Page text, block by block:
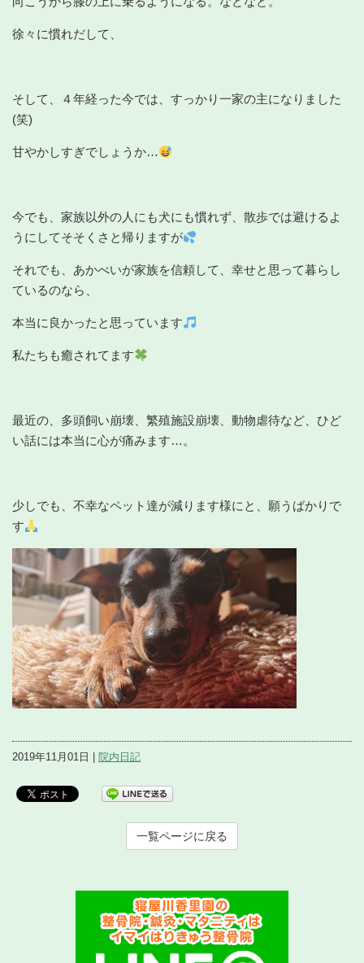
徐々に慣れだして、
そして、４年経った今では、すっかり一家の主になりました
(笑)
甘やかしすぎでしょうか…
今でも、家族以外の人にも犬にも慣れず、散歩では避けるよ
うにしてそそくさと帰りますが
それでも、あかべいが家族を信頼して、幸せと思って暮らし
ているのなら、
本当に良かったと思っています
私たちも癒されてます
最近の、多頭飼い崩壊、繁殖施設崩壊、動物虐待など、ひど
い話には本当に心が痛みます…。
少しでも、不幸なペット達が減ります様にと、願うばかりで
す
2019年11月01日 | 院内日記
一覧ページに戻る